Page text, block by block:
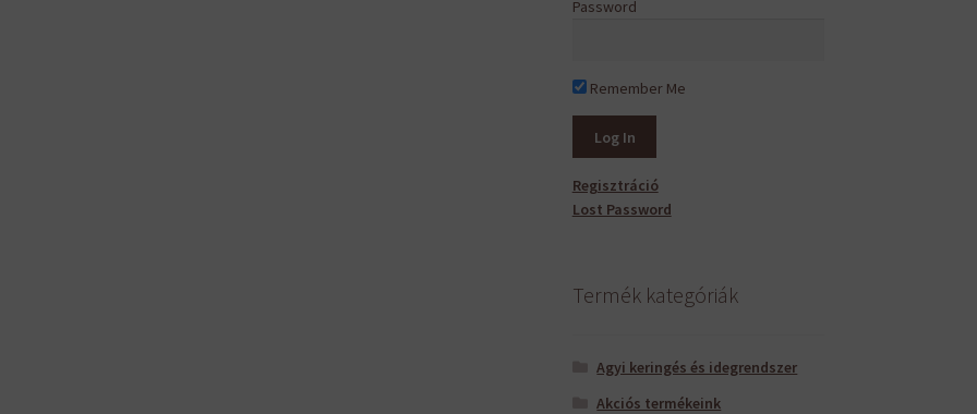
Password
Remember Me
Regisztráció
Lost Password
Termék kategóriák
Agyi keringés és idegrendszer
Akciós termékeink